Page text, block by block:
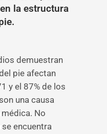
la estructura
demuestran
pie afectan
y el 87% de los
una causa
No
encuentra